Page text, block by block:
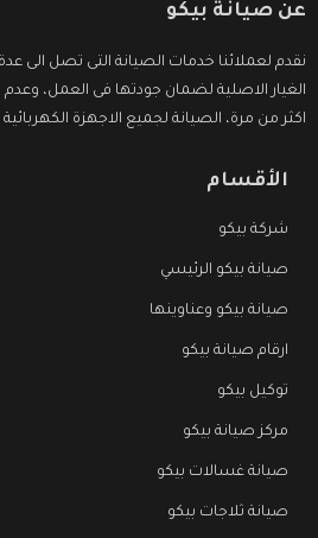
عن صيانة بيكو
نقدم لعملائنا خدمات الصيانة التى تصل الى
الغيار الاصلية لضمان جودتها فى العمل،
اكثر من مرة، الصيانة لجميع الاجهزة
الأقسام
شركة بيكو
صيانة بيكو الرئيسي
صيانة بيكو وعناوينها
ارقام صيانة بيكو
توكيل بيكو
مركز صيانة بيكو
صيانة غسالات بيكو
صيانة ثلاجات بيكو